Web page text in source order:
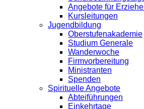
Angebote für
Kursleitungen
Jugendbildung
Oberstufenakademie
Studium Generale
Wanderwoche
Firmvorbereitung
Ministranten
Spenden
Spirituelle Angebote
Abteiführungen
Einkehrtage